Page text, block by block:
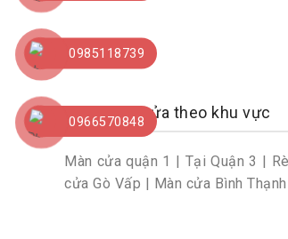
Chọn rèm cửa theo khu vực
Màn cửa quận 1 | Tại Quận 3 |
cửa Gò Vấp | Màn cửa Bình Thạnh
0985118739
0966570848